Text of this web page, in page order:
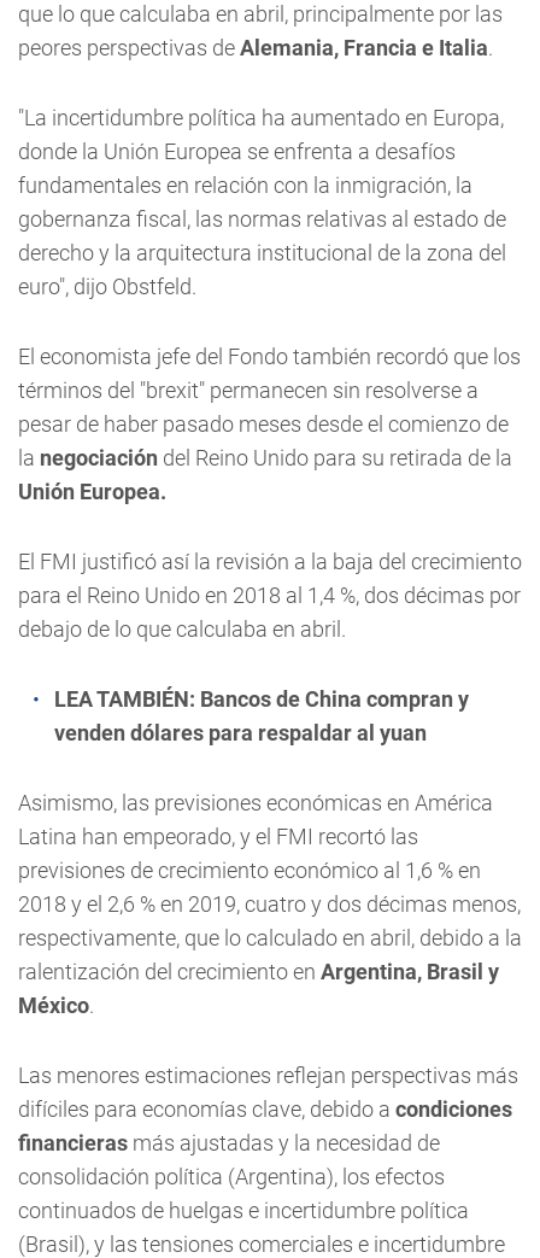
que lo que calculaba en abril, principalmente por las
peores perspectivas deAlemania, Francia e Italia.
"La incertidumbre política ha aumentado en Europa,
donde la Unión Europea se enfrenta a desafíos
fundamentales en relación con la inmigración, la
gobernanza fiscal, las normas relativas al estado de
derecho y la arquitectura institucional de la zona del
euro", dijo Obstfeld.
El economista jefe del Fondo también recordó que los
términos del "brexit" permanecen sin resolverse a
pesar de haber pasado meses desde el comienzo de
la negociación del Reino Unido para su retirada de la
Unión Europea.
El FMI justificó así la revisión a la baja del crecimiento
para el Reino Unido en 2018 al 1,4 %, dos décimas por
debajo de lo que calculaba en abril.
LEA TAMBIÉN: Bancos de China compran y
venden dólares para respaldar al yuan
Asimismo, las previsiones económicas en América
Latina han empeorado, y el FMI recortó las
previsiones de crecimiento económico al 1,6 % en
2018 y el 2,6 % en 2019, cuatro y dos décimas menos,
respectivamente, que lo calculado en abril, debido a la
ralentización del crecimiento en Argentina, Brasil y
México.
Las menores estimaciones reflejan perspectivas más
difíciles para economías clave, debido a condiciones
financieras más ajustadas y la necesidad de
consolidación política (Argentina), los efectos
continuados de huelgas e incertidumbre política
(Brasil), y las tensiones comerciales e incertidumbre